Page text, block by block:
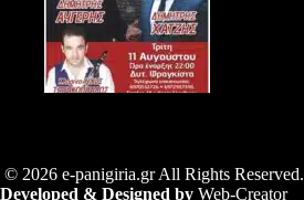
© 2026 e-panigiria.gr All Rights Reserved.
Developed & Designed by Web-Creator